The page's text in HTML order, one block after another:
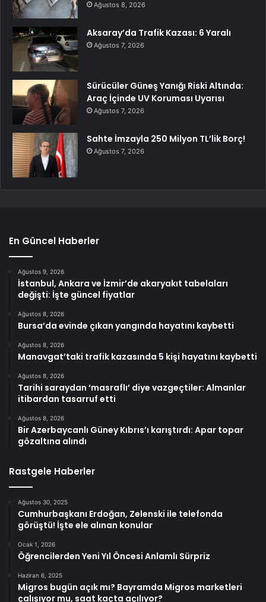
Ağustos 8, 2026
Aksaray’da Trafik Kazası: 6 Yaralı
Ağustos 7, 2026
Sürücüler Güneş Yanığı Riski Altında:
Araç İçinde UV Koruması Uyarısı
Ağustos 7, 2026
Sahte İmzayla 250 Milyon TL’lik Borç!
Ağustos 7, 2026
En Güncel Haberler
Ağustos 9, 2026
İstanbul, Ankara ve İzmir’de akaryakıt tabelaları
değişti: İşte güncel fiyatlar
Ağustos 8, 2026
Bursa’da evinde çıkan yangında hayatını kaybetti
Ağustos 8, 2026
Manavgat’taki trafik kazasında 5 kişi hayatını kaybetti
Ağustos 8, 2026
Tarihi saraydan ‘masraflı’ diye vazgeçtiler: Almanlar
itibardan tasarruf etti
Ağustos 8, 2026
Bir Azerbaycanlı Güney Kıbrıs’ı karıştırdı: Apar topar
gözaltına alındı
Rastgele Haberler
Ağustos 30, 2025
Cumhurbaşkanı Erdoğan, Zelenski ile telefonda
görüştü! İşte ele alınan konular
Ocak 1, 2026
Öğrencilerden Yeni Yıl Öncesi Anlamlı Sürpriz
Haziran 6, 2025
Migros bugün açık mı? Bayramda Migros marketleri
çalışıyor mu, saat kaçta açılıyor?